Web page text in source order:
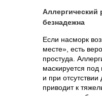
Аллергический
безнадежна
Если насморк
месте», есть
простуда.
маскируется
и при
приводит к